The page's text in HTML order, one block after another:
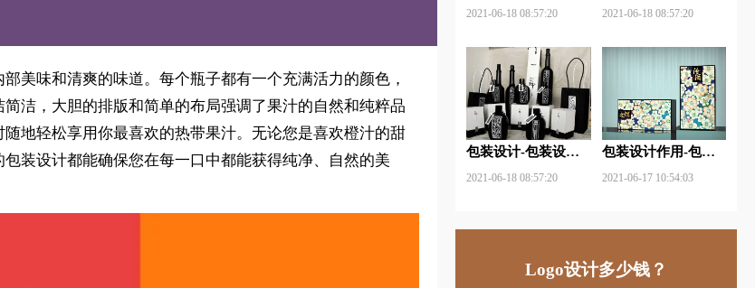
美味和清爽的味道。每个瓶子都有一个充满活力的颜色，
洁，大胆的排版和简单的布局强调了果汁的自然和纯粹品
地轻松享用你最喜欢的热带果汁。无论您是喜欢橙汁的甜
装设计都能确保您在每一口中都能获得纯净、自然的美
2021-06-18 08:57:20 2021-06-18 08:57:20
包装设计-包装设计
包括那些？
2021-06-18 08:57:20
包装设计作用-包装
作用是什么？
2021-06-17 10:54:03
Logo设计多少钱？